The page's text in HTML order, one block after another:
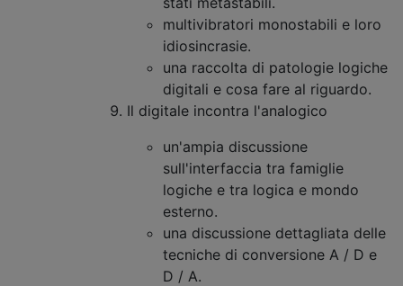
multivibratori monostabili e loro
idiosincrasie.
una raccolta di patologie logiche
digitali e cosa fare al riguardo.
Il digitale incontra l'analogico
un'ampia discussione
sull'interfaccia tra famiglie
logiche e tra logica e mondo
esterno.
una discussione dettagliata delle
tecniche di conversione A / D e
D / A.